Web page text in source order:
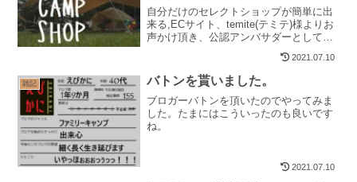
ます
自分だけのセレクトショップが簡単に出
来る,ECサイト、temite(テミテ)様よりお
声かけ頂き、公認アンバサダーとして就
2021.07.10
雑記 バトンを貰いました。
ブロガーバトンを頂いたのでやってみま
した。たまにはこういったのも良いです
ね。
2021.07.10